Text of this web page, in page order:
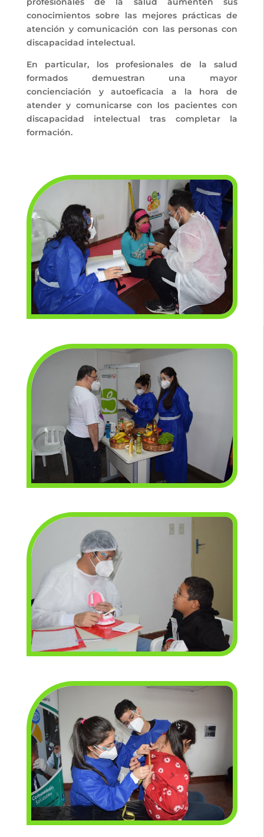
conocimientos sobre las mejores prácticas de
atención y comunicación con las personas con
discapacidad intelectual.
En particular, los profesionales de la salud
formados demuestran una mayor
concienciación y autoeficacia a la hora de
atender y comunicarse con los pacientes con
discapacidad intelectual tras completar la
formación.